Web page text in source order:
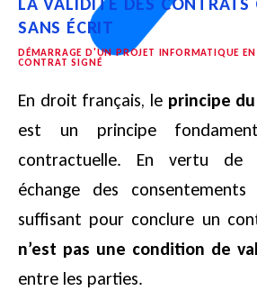
SANS ÉCRIT
DÉMARRAGE D'UN PROJET INFORMATIQUE EN
CONTRAT SIGNÉ
En droit français, le principe
est un principe
contractuelle. En vertu de
échange des
suffisant pour conclure un
n’est pas une condition de
entre les parties.